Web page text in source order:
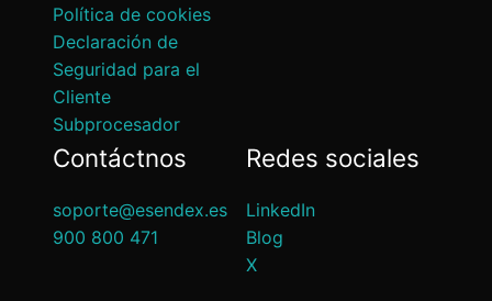
Política de cookies
Declaración de
Seguridad para el
Cliente
Subprocesador
Contáctnos
soporte@esendex.es
900 800 471
Redes sociales
LinkedIn
Blog
X